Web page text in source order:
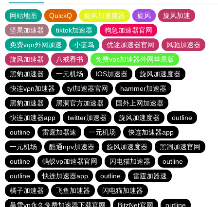
网站地图 QuickQ 旋风加速度器 旋风
旋风加速
坚果加速器
tiktok加速器
狗急加速器官网
免费vqn外网加速
小蓝鸟 优途加速器官网
风驰加速器
旋风加速器
八戒看书
免费vps加速器外网苹果版
黑豹加速器
一元机场 IOS加速器
旋风加速度器
快连vρn加速器
tyl加速器官网
hammer加速器
黑豹加速器
黑洞官方加速器
国外上网加速器
快连加速器app
twitter加速器 旋风加速度器
outline
outline
雷霆加器速 一元机场
快连加速器app
一元机场
酷通npv加速器 旋风加速度器
黑洞加速官网
outline
蚂蚁vp加速器官网 闪电猫加速器
outline
outline
快连加速器app outline
雷霆加器速
橘子加速器
飞鱼加速器
闪电猫加速器
暴雪vp永久免费加速器下载官网
BitzNet官网 outline